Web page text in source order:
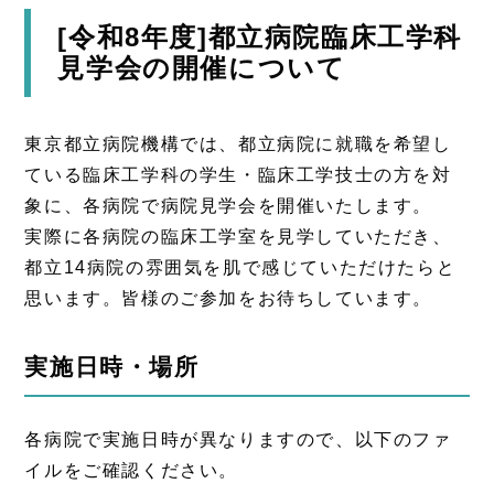
[令和8年度]都立病院臨床工学科
見学会の開催について
東京都立病院機構では、都立病院に就職を希望し
ている臨床工学科の学生・臨床工学技士の方を対
象に、各病院で病院見学会を開催いたします。
実際に各病院の臨床工学室を見学していただき、
都立14病院の雰囲気を肌で感じていただけたらと
思います。皆様のご参加をお待ちしています。
実施日時・場所
各病院で実施日時が異なりますので、以下のファ
イルをご確認ください。